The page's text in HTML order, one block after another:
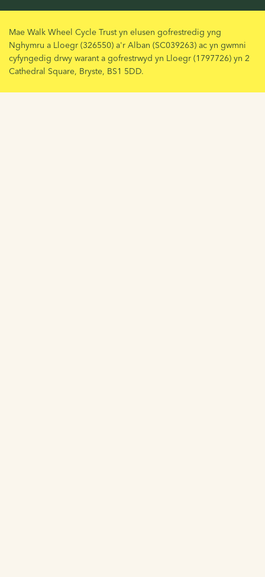
Mae Walk Wheel Cycle Trust yn elusen gofrestredig yng
Nghymru a Lloegr (326550) a'r Alban (SC039263) ac yn gwmni
cyfyngedig drwy warant a gofrestrwyd yn Lloegr (1797726) yn 2
Cathedral Square, Bryste, BS1 5DD.